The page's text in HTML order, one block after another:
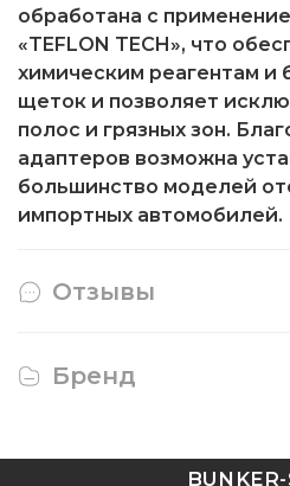
обработана с
«TEFLON TECH», что
химическим реагентам и
щеток и позволяет
полос и грязных зон.
адаптеров возможна
большинство моделей
импортных автомобилей.
Отзывы
Бренд